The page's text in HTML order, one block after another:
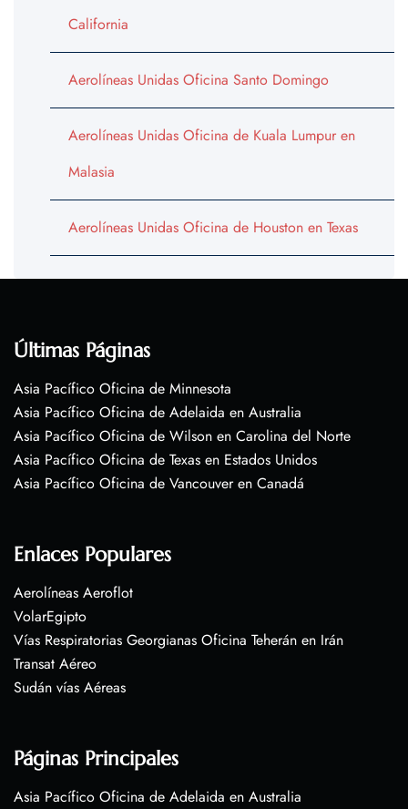
California
Aerolíneas Unidas Oficina Santo Domingo
Aerolíneas Unidas Oficina de Kuala Lumpur en
Malasia
Aerolíneas Unidas Oficina de Houston en Texas
Últimas Páginas
Asia Pacífico Oficina de Minnesota
Asia Pacífico Oficina de Adelaida en Australia
Asia Pacífico Oficina de Wilson en Carolina del Norte
Asia Pacífico Oficina de Texas en Estados Unidos
Asia Pacífico Oficina de Vancouver en Canadá
Enlaces Populares
Aerolíneas Aeroflot
VolarEgipto
Vías Respiratorias Georgianas Oficina Teherán en Irán
Transat Aéreo
Sudán vías Aéreas
Páginas Principales
Asia Pacífico Oficina de Adelaida en Australia